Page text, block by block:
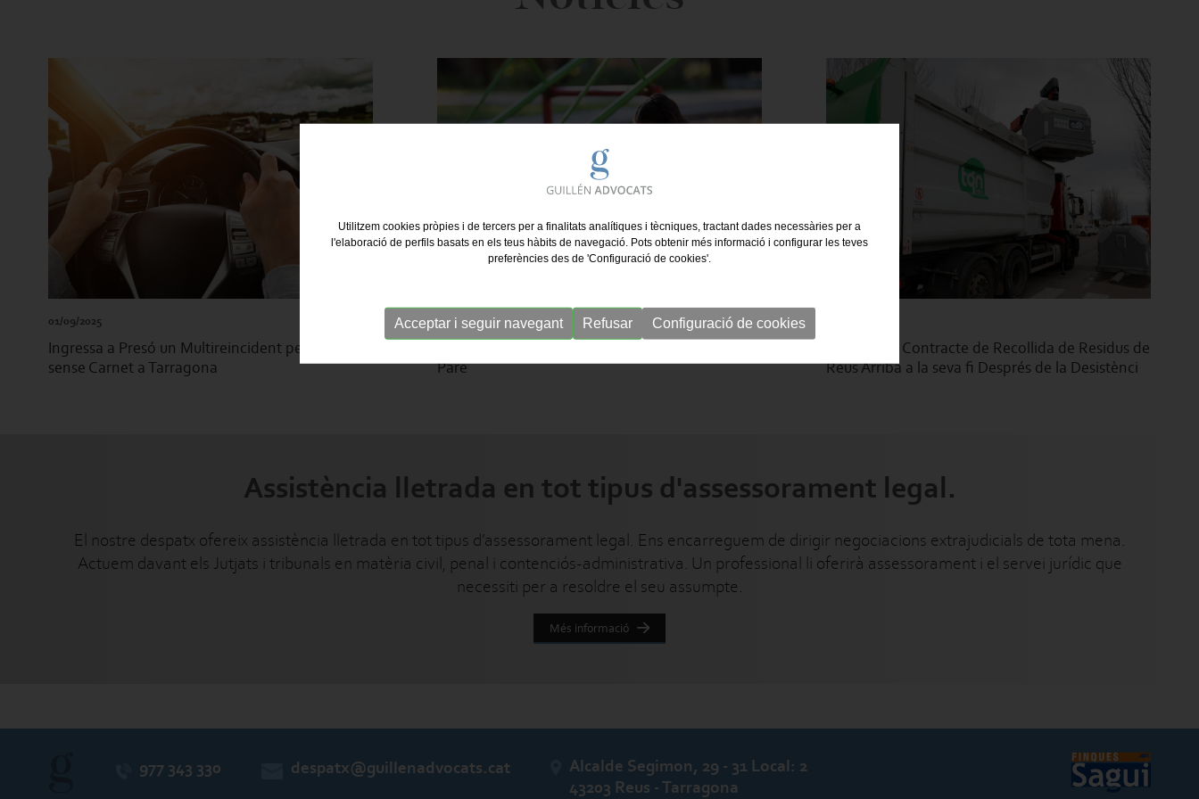
01/09/2025
Ingressa a Presó un Multireincident per Conduir
sense Carnet a Tarragona
10/01/2025
Pare
El Litigi pel Contracte de Recollida de Residus de
Reus Arriba a la seva fi Després de la Desistènci
Assistència lletrada en tot tipus d'assessorament legal.
El nostre despatx ofereix assistència lletrada en tot tipus d’assessorament legal. Ens encarreguem de dirigir negociacions extrajudicials de tota mena.
Actuem davant els Jutjats i tribunals en matèria civil, penal i contenciós-administrativa. Un professional li oferirà assessorament i el servei jurídic que
necessiti per a resoldre el seu assumpte.
Més informació
977 343 330 despatx@guillenadvocats.cat
Alcalde Segimon, 29 - 31 Local: 2
43203 Reus - Tarragona
Utilitzem cookies pròpies i de tercers per a finalitats analítiques i tècniques, tractant dades necessàries per a
l'elaboració de perfils basats en els teus hàbits de navegació. Pots obtenir més informació i configurar les teves
preferències des de 'Configuració de cookies'.
Acceptar i seguir navegant Refusar Configuració de cookies